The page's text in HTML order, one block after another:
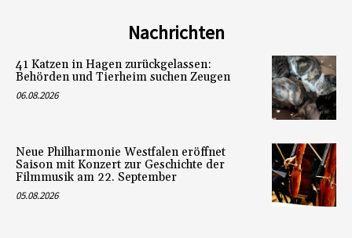
Nachrichten
41 Katzen in Hagen zurückgelassen:
Behörden und Tierheim suchen Zeugen
06.08.2026
Neue Philharmonie Westfalen eröffnet
Saison mit Konzert zur Geschichte der
Filmmusik am 22. September
05.08.2026